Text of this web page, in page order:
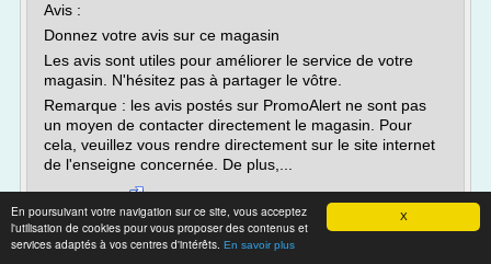
X
En poursuivant votre navigation sur ce site, vous acceptez
l'utilisation de cookies pour vous proposer des contenus et
services adaptés à vos centres d'intérêts. En savoir plus
Avis :
Donnez votre avis sur ce magasin
Les avis sont utiles pour améliorer le service de votre
magasin. N'hésitez pas à partager le vôtre.
Remarque : les avis postés sur PromoAlert ne sont pas
un moyen de contacter directement le magasin. Pour
cela, veuillez vous rendre directement sur le site internet
de l'enseigne concernée. De plus,...
Lire la suite
Site :http://www.promoalert.com